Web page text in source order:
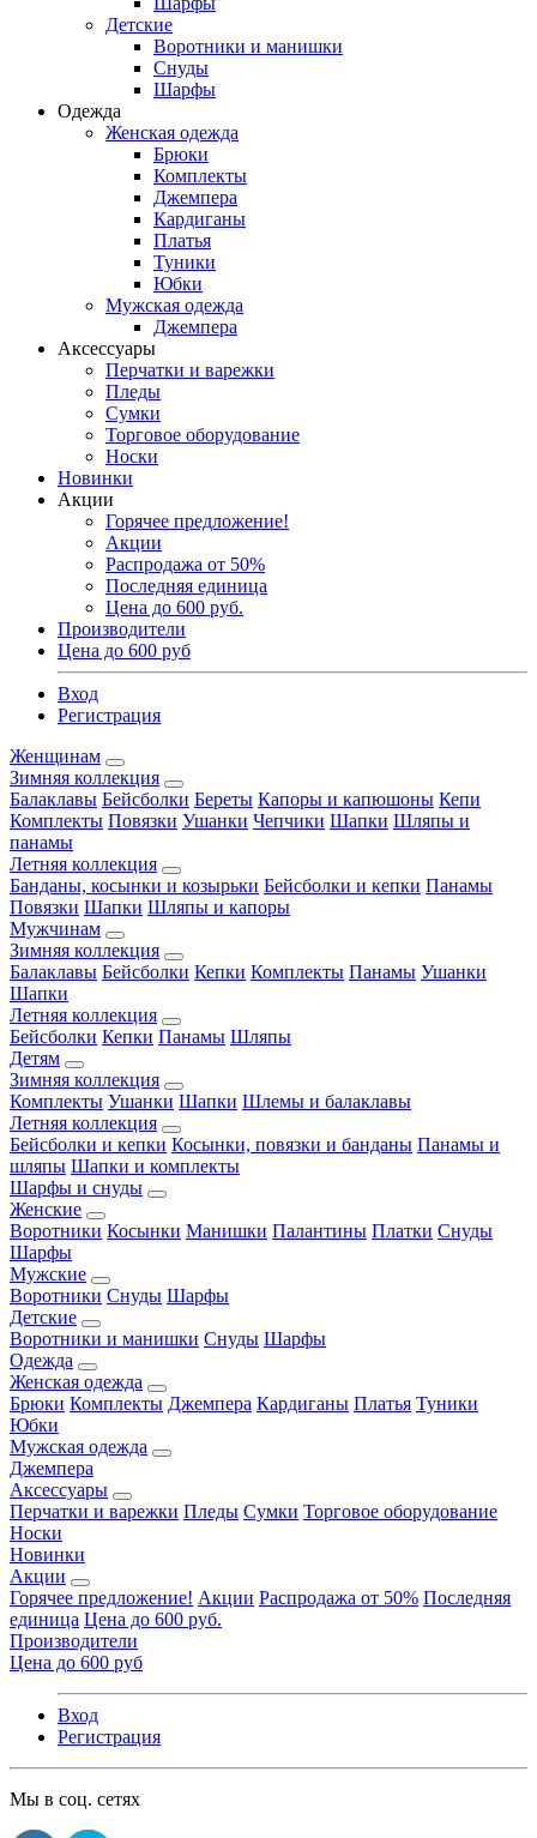
Детские
Воротники и манишки
Снуды
Шарфы
Одежда
Женская одежда
Брюки
Комплекты
Джемпера
Кардиганы
Платья
Туники
Юбки
Мужская одежда
Джемпера
Аксессуары
Перчатки и варежки
Пледы
Сумки
Торговое оборудование
Носки
Новинки
Акции
Горячее предложение!
Акции
Распродажа от 50%
Последняя единица
Цена до 600 руб.
Производители
Цена до 600 руб
Вход
Регистрация
Женщинам
Зимняя коллекция
Балаклавы Бейсболки Береты Капоры и капюшоны Кепи
Комплекты Повязки Ушанки Чепчики Шапки Шляпы и
панамы
Летняя коллекция
Банданы, косынки и козырьки Бейсболки и кепки Панамы
Повязки Шапки Шляпы и капоры
Мужчинам
Зимняя коллекция
Балаклавы Бейсболки Кепки Комплекты Панамы Ушанки
Шапки
Летняя коллекция
Бейсболки Кепки Панамы Шляпы
Детям
Зимняя коллекция
Комплекты Ушанки Шапки Шлемы и балаклавы
Летняя коллекция
Бейсболки и кепки Косынки, повязки и банданы Панамы и
шляпы Шапки и комплекты
Шарфы и снуды
Женские
Воротники Косынки Манишки Палантины Платки Снуды
Шарфы
Мужские
Воротники Снуды Шарфы
Детские
Воротники и манишки Снуды Шарфы
Одежда
Женская одежда
Брюки Комплекты Джемпера Кардиганы Платья Туники
Юбки
Мужская одежда
Джемпера
Аксессуары
Перчатки и варежки Пледы Сумки Торговое оборудование
Носки
Новинки
Акции
Горячее предложение! Акции Распродажа от 50% Последняя
единица Цена до 600 руб.
Производители
Цена до 600 руб
Вход
Регистрация
Мы в соц. сетях